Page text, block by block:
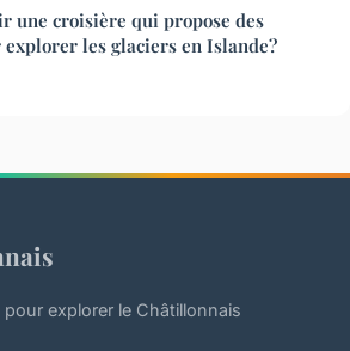
une croisière qui propose des
les glaciers en Islande?
explorer le Châtillonnais